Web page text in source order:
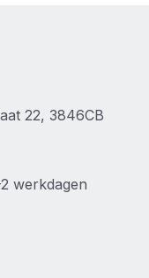
22, 3846CB
werkdagen